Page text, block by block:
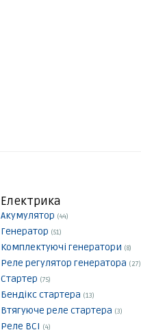
Електрика
Акумулятор (44)
Генератор (51)
Комплектуючі генератори (8)
Реле регулятор генератора (27)
Стартер (75)
Бендікс стартера (13)
Втягуюче реле стартера (3)
Реле ВСІ (4)